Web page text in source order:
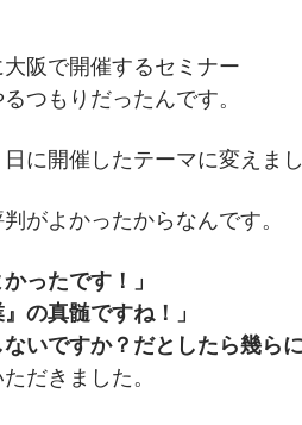
阪で開催するセミナー
つもりだったんです。
に開催したテーマに変えま
がよかったからなんです。
ったです！」
の真髄ですね！」
ないですか？だとしたら幾ら
だきました。